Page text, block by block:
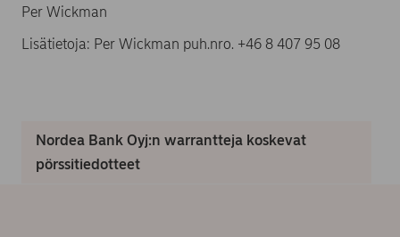
Per Wickman
Lisätietoja: Per Wickman puh.nro. +46 8 407 95 08
Nordea Bank Oyj:n warrantteja koskevat
pörssitiedotteet